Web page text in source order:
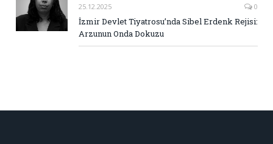
25.12.2025 0
İzmir Devlet Tiyatrosu’nda Sibel Erdenk Rejisi:
Arzunun Onda Dokuzu